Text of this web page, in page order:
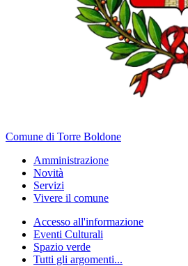
Comune di Torre Boldone
Amministrazione
Novità
Servizi
Vivere il comune
Accesso all'informazione
Eventi Culturali
Spazio verde
Tutti gli argomenti...